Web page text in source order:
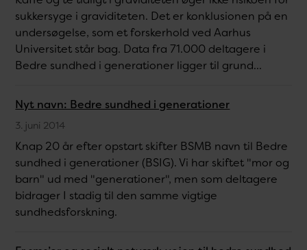
sukkersyge i graviditeten. Det er konklusionen på en
undersøgelse, som et forskerhold ved Aarhus
Universitet står bag. Data fra 71.000 deltagere i
Bedre sundhed i generationer ligger til grund...
Nyt navn: Bedre sundhed i generationer
3. juni 2014
Knap 20 år efter opstart skifter BSMB navn til Bedre
sundhed i generationer (BSIG). Vi har skiftet "mor og
barn" ud med "generationer", men som deltagere
bidrager I stadig til den samme vigtige
sundhedsforskning.